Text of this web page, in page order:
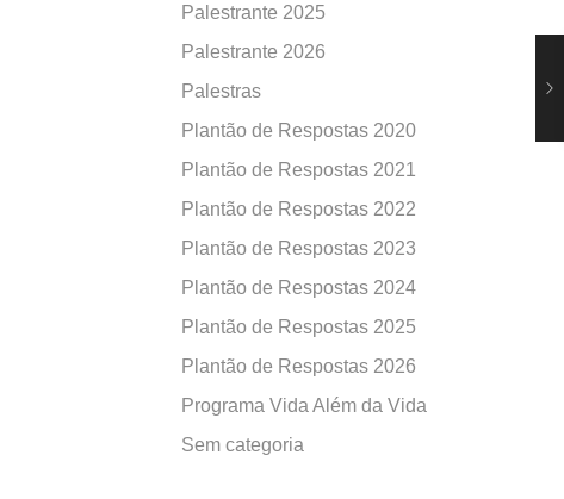
Palestrante 2025
Palestrante 2026
Palestras
Plantão de Respostas 2020
Plantão de Respostas 2021
Plantão de Respostas 2022
Plantão de Respostas 2023
Plantão de Respostas 2024
Plantão de Respostas 2025
Plantão de Respostas 2026
Programa Vida Além da Vida
Sem categoria